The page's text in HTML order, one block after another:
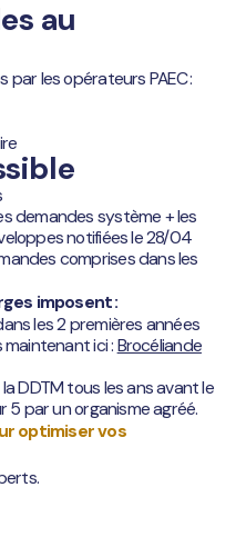
au
les opérateurs PAEC :
demandes système + les
notifiées le 28/04
comprises dans les
imposent :
les 2 premières années
ici :Brocéliande
DDTM tous les ans avant le
5 par un organisme agréé.
optimiser vos